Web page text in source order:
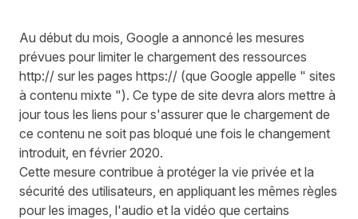
Au début du mois, Google a annoncé les mesures
prévues pour limiter le chargement des ressources
http:// sur les pages https:// (que Google appelle " sites
à contenu mixte "). Ce type de site devra alors mettre à
jour tous les liens pour s'assurer que le chargement de
ce contenu ne soit pas bloqué une fois le changement
introduit, en février 2020.
Cette mesure contribue à protéger la vie privée et la
sécurité des utilisateurs, en appliquant les mêmes règles
pour les images, l'audio et la vidéo que certains